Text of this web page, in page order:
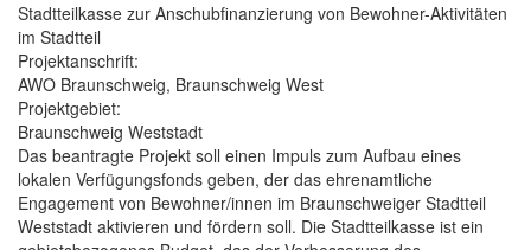
Stadtteilkasse zur Anschubfinanzierung von Bewohner-Aktivitäten
im Stadtteil
Projektanschrift:
AWO Braunschweig, Braunschweig West
Projektgebiet:
Braunschweig Weststadt
Das beantragte Projekt soll einen Impuls zum Aufbau eines
lokalen Verfügungsfonds geben, der das ehrenamtliche
Engagement von Bewohner/innen im Braunschweiger Stadtteil
Weststadt aktivieren und fördern soll. Die Stadtteilkasse ist ein